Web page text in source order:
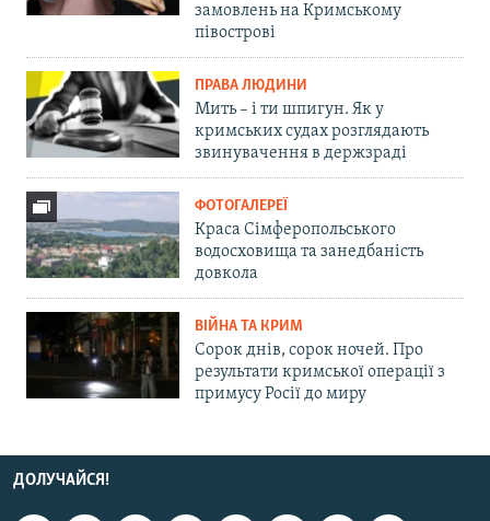
замовлень на Кримському
півострові
ПРАВА ЛЮДИНИ
Мить – і ти шпигун. Як у
кримських судах розглядають
звинувачення в держзраді
ФОТОГАЛЕРЕЇ
Краса Сімферопольського
водосховища та занедбаність
довкола
ВІЙНА ТА КРИМ
Сорок днів, сорок ночей. Про
результати кримської операції з
примусу Росії до миру
ДОЛУЧАЙСЯ!